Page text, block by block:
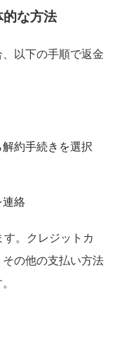
な方法
以下の手順で返金
解約手続きを選択
連絡
。クレジットカ
の他の支払い方法